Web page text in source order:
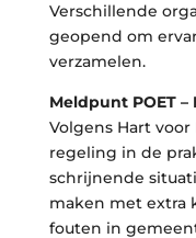
Verschillende
geopend om
verzamelen.
Meldpunt POET
Volgens Hart voor
regeling in de
schrijnende
maken met extra
fouten in